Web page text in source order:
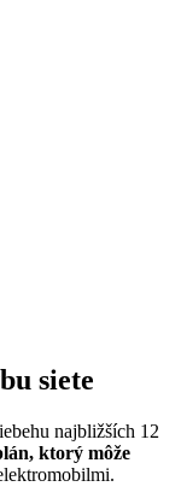
siete
najbližších 12
ktorý môže